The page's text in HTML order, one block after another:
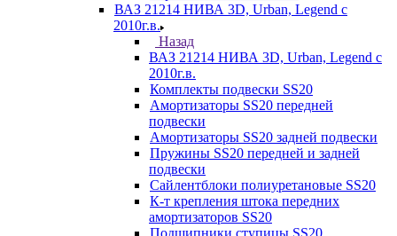
ВАЗ 21214 НИВА 3D, Urban, Legend c
2010г.в.
Назад
ВАЗ 21214 НИВА 3D, Urban, Legend c
2010г.в.
Комплекты подвески SS20
Амортизаторы SS20 передней
подвески
Амортизаторы SS20 задней подвески
Пружины SS20 передней и задней
подвески
Сайлентблоки полиуретановые SS20
К-т крепления штока передних
амортизаторов SS20
Подшипники ступицы SS20